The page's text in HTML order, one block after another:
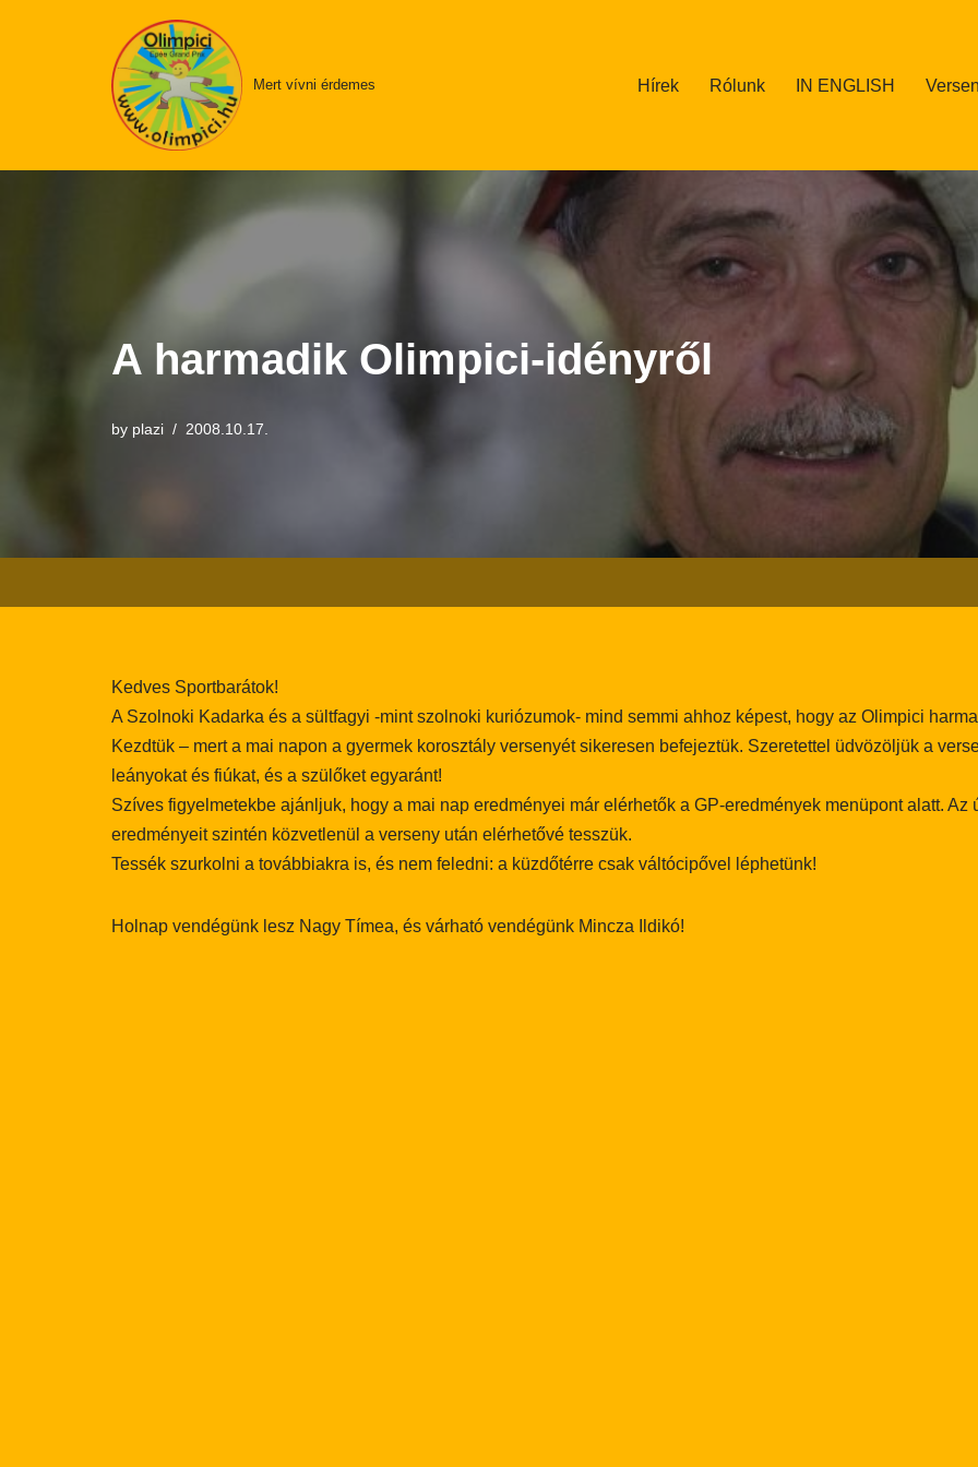
Mert vívni érdemes Hírek Rólunk IN ENGLISH
A harmadik Olimpici-idényről
by plazi 2008.10.17.
Kedves Sportbarátok!
A Szolnoki Kadarka és a sültfagyi -mint szolnoki kuriózumok- mind semmi ahhoz képest, hogy az Olimpici
Kezdtük – mert a mai napon a gyermek korosztály versenyét sikeresen befejeztük. Szeretettel üdvözöljük a
leányokat és fiúkat, és a szülőket egyaránt!
Szíves figyelmetekbe ajánljuk, hogy a mai nap eredményei már elérhetők a GP-eredmények menüpont alatt. Az
eredményeit szintén közvetlenül a verseny után elérhetővé tesszük.
Tessék szurkolni a továbbiakra is, és nem feledni: a küzdőtérre csak váltócipővel léphetünk!
Holnap vendégünk lesz Nagy Tímea, és várható vendégünk Mincza Ildikó!